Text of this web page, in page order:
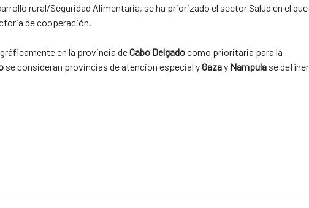
rural/Seguridad Alimentaria, se ha priorizado el sector Salud en el que
de cooperación.
en la provincia deCabo Delgadocomo prioritaria para la
se consideran provincias de atención especial yGazay Nampula se